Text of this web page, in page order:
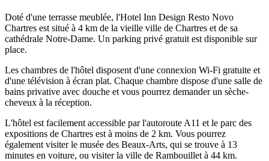
Doté d'une terrasse meublée, l'Hotel Inn Design Resto Novo
Chartres est situé à 4 km de la vieille ville de Chartres et de sa
cathédrale Notre-Dame. Un parking privé gratuit est disponible sur
place.
Les chambres de l'hôtel disposent d'une connexion Wi-Fi gratuite et
d'une télévision à écran plat. Chaque chambre dispose d'une salle de
bains privative avec douche et vous pourrez demander un sèche-
cheveux à la réception.
L'hôtel est facilement accessible par l'autoroute A11 et le parc des
expositions de Chartres est à moins de 2 km. Vous pourrez
également visiter le musée des Beaux-Arts, qui se trouve à 13
minutes en voiture, ou visiter la ville de Rambouillet à 44 km.